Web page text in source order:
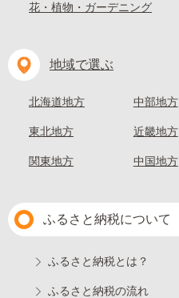
花・植物・ガーデニング
地域で選ぶ
北海道地方
東北地方
関東地方
中部地方
近畿地方
中国地方
ふるさと納税について
ふるさと納税とは？
ふるさと納税の流れ